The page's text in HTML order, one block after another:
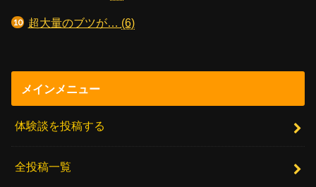
超大量のブツが… (6)
メインメニュー
体験談を投稿する
全投稿一覧